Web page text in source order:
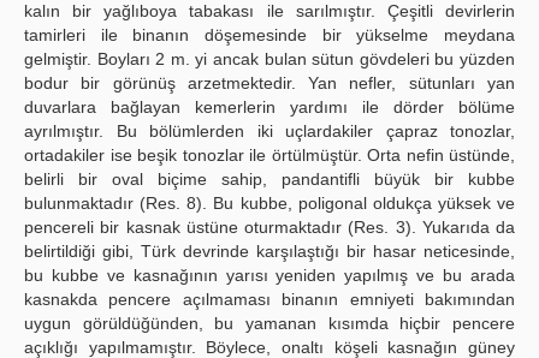
kalın bir yağlıboya tabakası ile sarılmıştır. Çeşitli devirlerin
tamirleri ile binanın döşemesinde bir yükselme meydana
gelmiştir. Boyları 2 m. yi ancak bulan sütun gövdeleri bu yüzden
bodur bir görünüş arzetmektedir. Yan nefler, sütunları yan
duvarlara bağlayan kemerlerin yardımı ile dörder bölüme
ayrılmıştır. Bu bölümlerden iki uçlardakiler çapraz tonozlar,
ortadakiler ise beşik tonozlar ile örtülmüştür. Orta nefin üstünde,
belirli bir oval biçime sahip, pandantifli büyük bir kubbe
bulunmaktadır (Res. 8). Bu kubbe, poligonal oldukça yüksek ve
pencereli bir kasnak üstüne oturmaktadır (Res. 3). Yukarıda da
belirtildiği gibi, Türk devrinde karşılaştığı bir hasar neticesinde,
bu kubbe ve kasnağının yarısı yeniden yapılmış ve bu arada
kasnakda pencere açılmaması binanın emniyeti bakımından
uygun görüldüğünden, bu yamanan kısımda hiçbir pencere
açıklığı yapılmamıştır. Böylece, onaltı köşeli kasnağın güney